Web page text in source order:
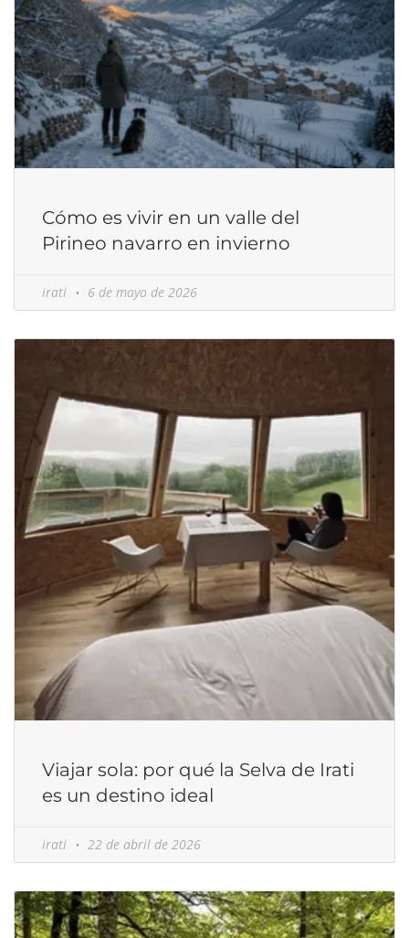
Cómo es vivir en un valle del
Pirineo navarro en invierno
irati 6 de mayo de 2026
Viajar sola: por qué la Selva de Irati
es un destino ideal
irati 22 de abril de 2026